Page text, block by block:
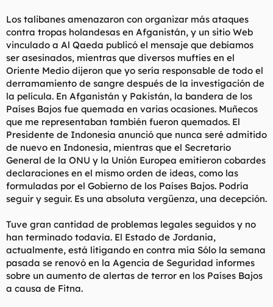
Los talibanes amenazaron con organizar más ataques
contra tropas holandesas en Afganistán, y un sitio Web
vinculado a Al Qaeda publicó el mensaje que debíamos
ser asesinados, mientras que diversos muftíes en el
Oriente Medio dijeron que yo sería responsable de todo el
derramamiento de sangre después de la investigación de
la película. En Afganistán y Pakistán, la bandera de los
Países Bajos fue quemada en varias ocasiones. Muñecos
que me representaban también fueron quemados. El
Presidente de Indonesia anunció que nunca seré admitido
de nuevo en Indonesia, mientras que el Secretario
General de la ONU y la Unión Europea emitieron cobardes
declaraciones en el mismo orden de ideas, como las
formuladas por el Gobierno de los Países Bajos. Podría
seguir y seguir. Es una absoluta vergüenza, una decepción.
Tuve gran cantidad de problemas legales seguidos y no
han terminado todavía. El Estado de Jordania,
actualmente, está litigando en contra mía Sólo la semana
pasada se renovó en la Agencia de Seguridad informes
sobre un aumento de alertas de terror en los Países Bajos
a causa de Fitna.